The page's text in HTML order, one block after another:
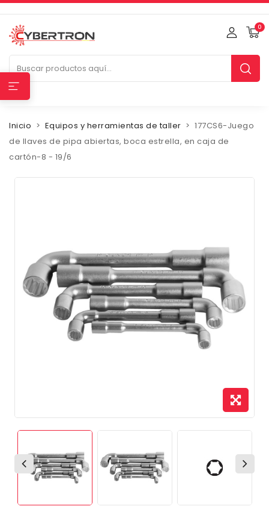
0
Inicio Equipos y herramientas de taller
177CS6-Juego
de llaves de pipa abiertas, boca estrella, en caja de
cartón-8 - 19/6